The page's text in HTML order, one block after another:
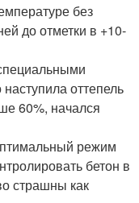
без
до отметки в +10-
оттепель
60%, начался
режим
бетон в
страшны как